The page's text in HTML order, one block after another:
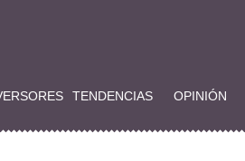
TENDENCIAS OPINIÓN